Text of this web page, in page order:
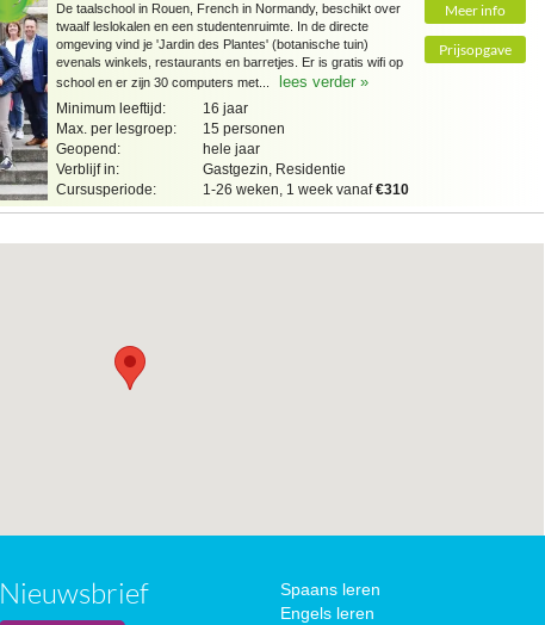
Meer info
Prijsopgave
De taalschool in Rouen, French in Normandy, beschikt over
twaalf leslokalen en een studentenruimte. In de directe
omgeving vind je 'Jardin des Plantes' (botanische tuin)
evenals winkels, restaurants en barretjes. Er is gratis wifi op
school en er zijn 30 computers met...
lees verder »
Minimum leeftijd:
16 jaar
Max. per lesgroep:
15 personen
Geopend:
hele jaar
Verblijf in:
Gastgezin, Residentie
Cursusperiode:
1-26 weken, 1 week vanaf€310
Nieuwsbrief
Spaans leren
Engels leren